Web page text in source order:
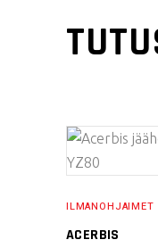
ILMANOHJAIMET
ACERBIS